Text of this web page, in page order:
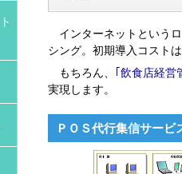
インターネットという
シング。初期導入コスト
もちろん、
｢飲食店経
実現します。
ＰＯＳ代行集信サービ